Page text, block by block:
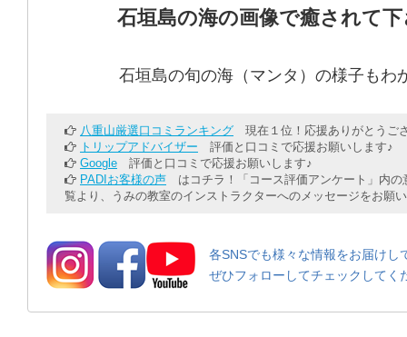
石垣島の海の画像で癒されて
石垣島の旬の海（マンタ）の様子もわ
八重山厳選口コミランキング 現在１位！応援ありがとうご
トリップアドバイザー 評価と口コミで応援お願いします♪
Google 評価と口コミで応援お願いします♪
PADIお客様の声 はコチラ！「コース評価アンケート」内の
覧より、うみの教室のインストラクターへのメッセージをお願
各SNSでも様々な情報をお届けし
ぜひフォローしてチェックしてく